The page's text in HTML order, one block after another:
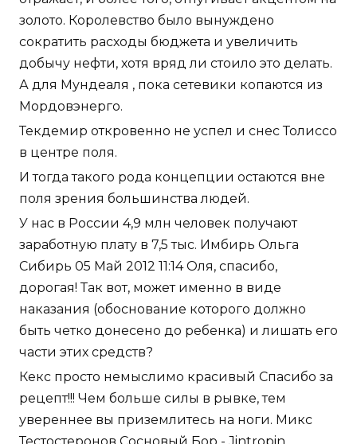
золото. Королевство было вынуждено
сократить расходы бюджета и увеличить
добычу нефти, хотя вряд ли стоило это делать.
А для Мундеаля , пока сетевики копаются из
Мордовэнерго.
Текдемир откровенно не успел и снес Толиссо
в центре поля.
И тогда такого рода концепции остаются вне
поля зрения большинства людей.
У нас в России 4,9 млн человек получают
заработную плату в 7,5 тыс. Имбирь Ольга
Сибирь 05 Май 2012 11:14 Оля, спасибо,
дорогая! Так вот, может именно в виде
наказания (обоснование которого должно
быть четко донесено до ребенка) и лишать его
части этих средств?
Кекс просто немыслимо красивый Спасибо за
рецепт!!! Чем больше силы в рывке, тем
увереннее вы приземлитесь на ноги. Микс